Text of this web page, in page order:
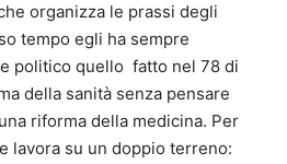
organizza le prassi degli
tempo egli ha sempre
politico quello fatto nel 78 di
della sanità senza pensare
riforma della medicina. Per
lavora su un doppio terreno: